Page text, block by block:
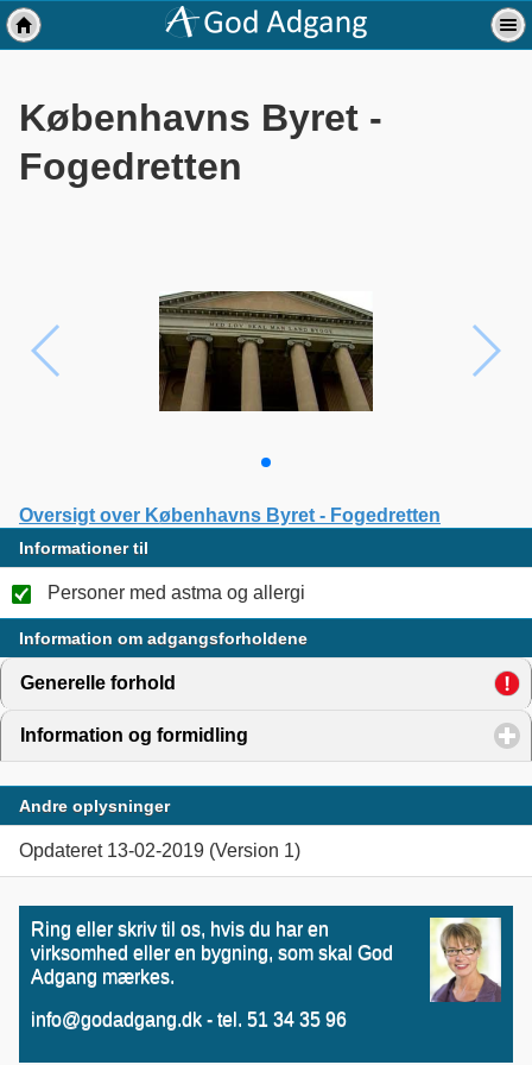
Københavns Byret -
Fogedretten
Oversigt over Københavns Byret - Fogedretten
Informationer til
Personer med astma og allergi
Information om adgangsforholdene
Generelle forhold
Information og formidling
Andre oplysninger
Opdateret 13-02-2019 (Version 1)
Ring eller skriv til os, hvis du har en
virksomhed eller en bygning, som skal God
Adgang mærkes.
info@godadgang.dk - tel. 51 34 35 96